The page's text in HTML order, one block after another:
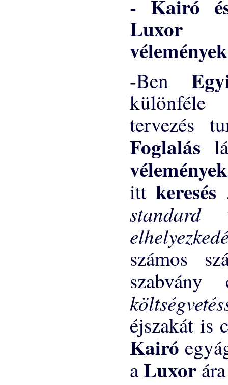
vélemények
-Ben
különféle
tervezés
Foglalás
ittkeresés
standard
számos
éjszakát is
Kairó
aLuxor